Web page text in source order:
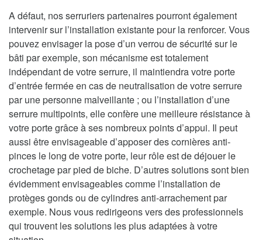
A défaut, nos serruriers partenaires pourront également
intervenir sur l’installation existante pour la renforcer. Vous
pouvez envisager la pose d’un verrou de sécurité sur le
bâti par exemple, son mécanisme est totalement
indépendant de votre serrure, il maintiendra votre porte
d’entrée fermée en cas de neutralisation de votre serrure
par une personne malveillante ; ou l’installation d’une
serrure multipoints, elle confère une meilleure résistance à
votre porte grâce à ses nombreux points d’appui. Il peut
aussi être envisageable d’apposer des cornières anti-
pinces le long de votre porte, leur rôle est de déjouer le
crochetage par pied de biche. D’autres solutions sont bien
évidemment envisageables comme l’installation de
protèges gonds ou de cylindres anti-arrachement par
exemple. Nous vous redirigeons vers des professionnels
qui trouvent les solutions les plus adaptées à votre